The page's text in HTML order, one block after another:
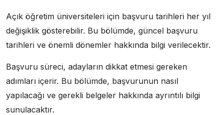
Açık öğretim üniversiteleri için başvuru tarihleri her yıl
değişiklik gösterebilir. Bu bölümde, güncel başvuru
tarihleri ve önemli dönemler hakkında bilgi verilecektir.
Başvuru süreci, adayların dikkat etmesi gereken
adımları içerir. Bu bölümde, başvurunun nasıl
yapılacağı ve gerekli belgeler hakkında ayrıntılı bilgi
sunulacaktır.